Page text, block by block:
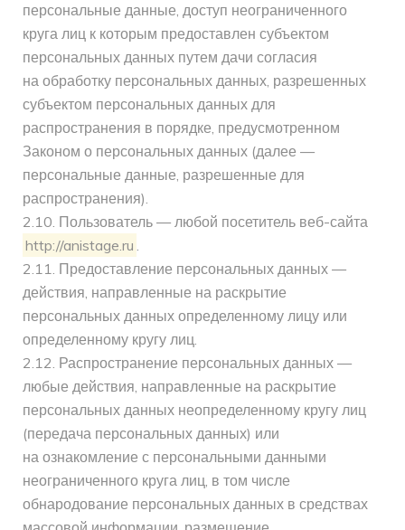
персональные данные, доступ неограниченного
круга лиц к которым предоставлен субъектом
персональных данных путем дачи согласия
на обработку персональных данных, разрешенных
субъектом персональных данных для
распространения в порядке, предусмотренном
Законом о персональных данных (далее —
персональные данные, разрешенные для
распространения).
2.10. Пользователь — любой посетитель веб-сайта
http://anistage.ru .
2.11. Предоставление персональных данных —
действия, направленные на раскрытие
персональных данных определенному лицу или
определенному кругу лиц.
2.12. Распространение персональных данных —
любые действия, направленные на раскрытие
персональных данных неопределенному кругу лиц
(передача персональных данных) или
на ознакомление с персональными данными
неограниченного круга лиц, в том числе
обнародование персональных данных в средствах